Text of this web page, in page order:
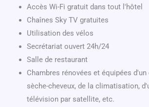
Accès Wi-Fi gratuit dans tout l'hôtel
Chaînes Sky TV gratuites
Utilisation des vélos
Secrétariat ouvert 24h/24
Salle de restaurant
Chambres rénovées et équipées
sèche-cheveux, de la climatisation,
télévision par satellite, etc.